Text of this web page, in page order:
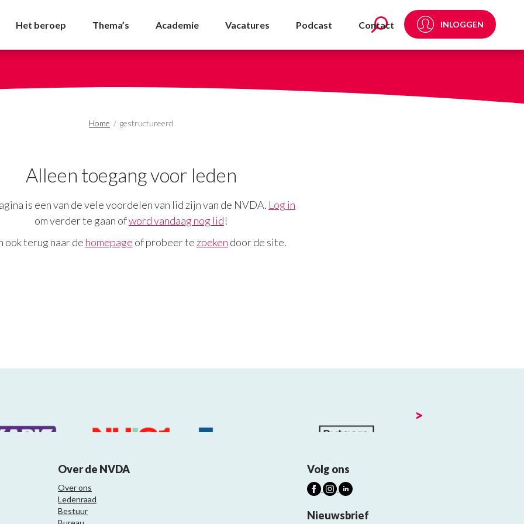
- NVDA
Het beroep Thema’s Academie Vacatures Podcast Contact INLOGGEN
Home / gestructureerd
Alleen toegang voor leden
is een van de vele voordelen van lid zijn van de NVDA. Log in
om verder te gaan ofword vandaag nog lid!
ook terug naar de homepage of probeer te zoeken door de site.
>
Over de NVDA
Over ons
Ledenraad
Bestuur
Volg ons
Nieuwsbrief